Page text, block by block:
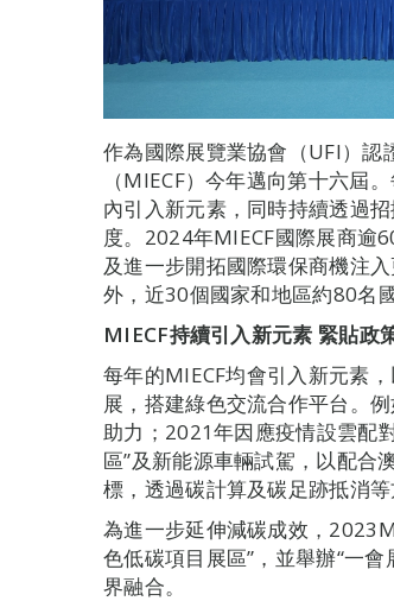
作為國際展覽業協會（UFI）認
（MIECF）今年邁向第十六屆
內引入新元素，同時持續透過
度。2024年MIECF國際展商逾
及進一步開拓國際環保商機注
外，近30個國家和地區約80名
MIECF持續引入新元素 緊貼政
每年的MIECF均會引入新元素
展，搭建綠色交流合作平台。
助力；2021年因應疫情設雲配
區”及新能源車輛試駕，以配合
標，透過碳計算及碳足跡抵消等
為進一步延伸減碳成效，
色低碳項目展區”，並舉辦“一
界融合。